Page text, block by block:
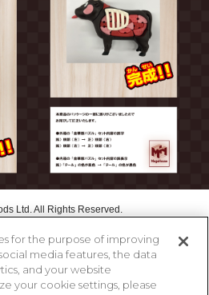
Ltd. All Rights Reserved.
トップに戻る
for the purpose of improving
media features, the data
and your website
your cookie settings, please